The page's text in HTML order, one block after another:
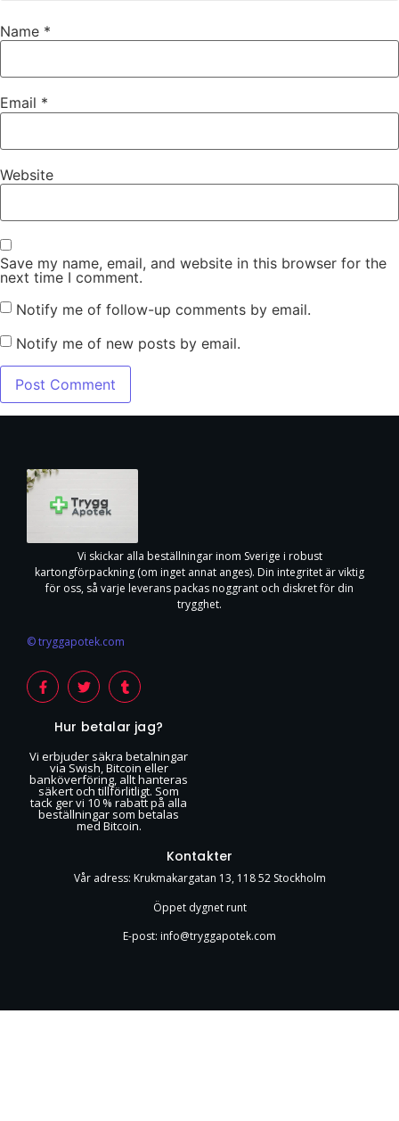
Name *
Email *
Website
Save my name, email, and website in this browser for the
next time I comment.
Notify me of follow-up comments by email.
Notify me of new posts by email.
Vi skickar alla beställningar inom Sverige i robust
kartongförpackning (om inget annat anges). Din integritet är viktig
för oss, så varje leverans packas noggrant och diskret för din
trygghet.
© tryggapotek.com
Hur betalar jag?
Vi erbjuder säkra betalningar
via Swish, Bitcoin eller
banköverföring, allt hanteras
säkert och tillförlitligt. Som
tack ger vi 10 % rabatt på alla
beställningar som betalas
med Bitcoin.
Kontakter
Vår adress: Krukmakargatan 13, 118 52 Stockholm
Öppet dygnet runt
E-post: info@tryggapotek.com